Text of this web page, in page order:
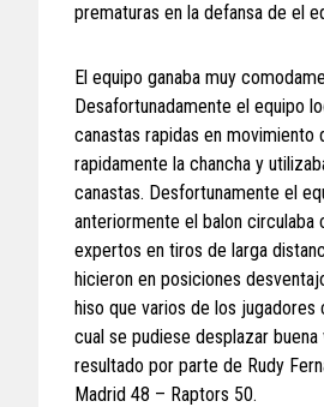
prematuras en la defansa de el
El equipo ganaba muy
Desafortunadamente el equipo
canastas rapidas en movimiento
rapidamente la chancha y
canastas. Desfortunamente el
anteriormente el balon circulaba
expertos en tiros de larga
hicieron en posiciones
hiso que varios de los
cual se pudiese desplazar
resultado por parte de Rudy
Madrid 48 – Raptors 50.